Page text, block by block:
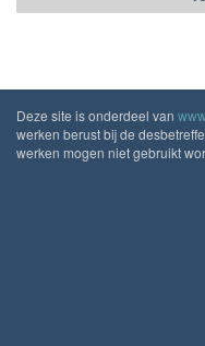
Deze site is onderdeel van
werken berust bij de
werken mogen niet gebruikt